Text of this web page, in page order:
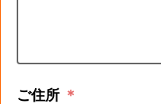
ご住所 ＊